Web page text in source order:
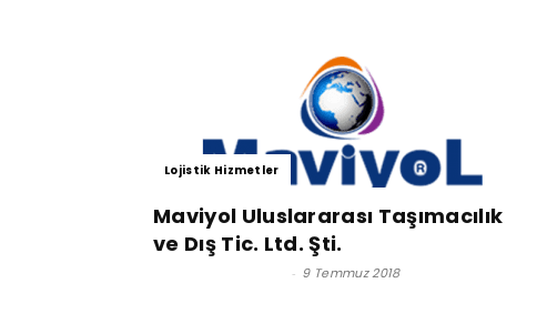
Lojistik Hizmetler
Maviyol Uluslararası Taşımacılık
ve Dış Tic. Ltd. Şti.
- 9 Temmuz 2018